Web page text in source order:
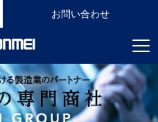
お問い合わせ